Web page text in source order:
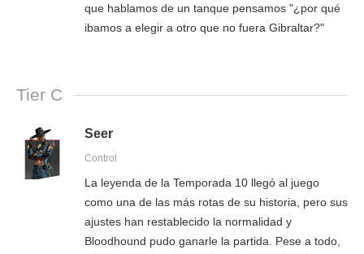
que hablamos de un tanque pensamos "¿por qué
ibamos a elegir a otro que no fuera Gibraltar?"
Tier C
Seer
Control
La leyenda de la Temporada 10 llegó al juego
como una de las más rotas de su historia, pero sus
ajustes han restablecido la normalidad y
Bloodhound pudo ganarle la partida. Pese a todo,